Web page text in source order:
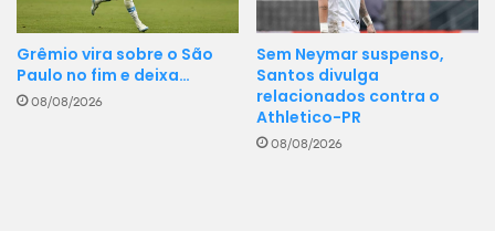
Grêmio vira sobre o São
Paulo no fim e deixa…
08/08/2026
Sem Neymar suspenso,
Santos divulga
relacionados contra o
Athletico-PR
08/08/2026